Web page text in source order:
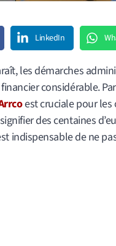
LinkedIn
les démarches
considérable.
est cruciale pour les
des centaines
indispensable de ne